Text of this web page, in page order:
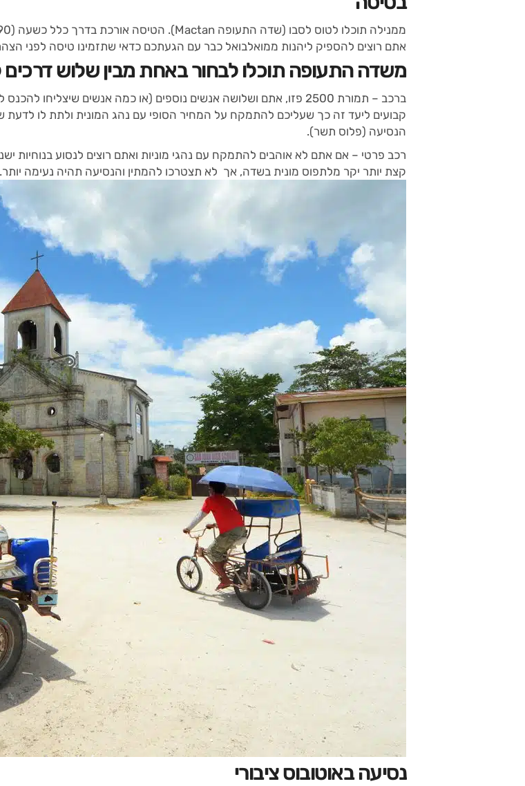
אתם רוצים להספיק ליהנות ממואלבואל כבר עם הגעתכם כדאי שתזמינו טיסה לפני
משדה התעופה תוכלו לבחור באחת מבין שלוש
ברכב – תמורת 2500 פזו, אתם ושלושה אנשים נוספים (או כמה אנשים
הנסיעה (פלוס תשר).
רכב פרטי – אם אתם לא אוהבים להתמקח עם נהגי מוניות ואתם רוצים לנסוע
קצת יותר יקר מלתפוס מונית בשדה, אך לא תצטרכו להמתין והנסיעה תהיה נעימה יותר.
נסיעה באוטובוס ציבורי